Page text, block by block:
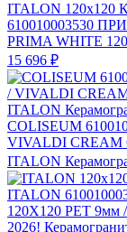
ITALON
610010003530
PRIMA WHITE
15 696 ₽
COLISEUM
VIVALDI CREAM
ITALON